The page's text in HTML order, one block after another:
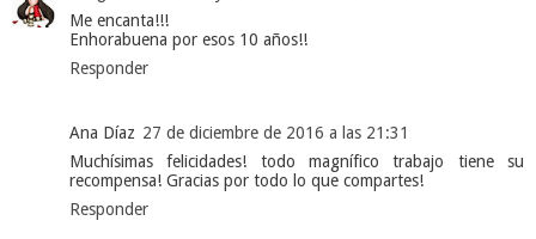
Me encanta!!!
Enhorabuena por esos 10 años!!
Responder
Ana Díaz 27 de diciembre de 2016 a las 21:31
Muchísimas felicidades! todo magnífico trabajo tiene su
recompensa! Gracias por todo lo que compartes!
Responder